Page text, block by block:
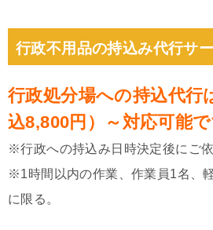
行政不用品の持込み代行サ
行政処分場への持込代行
込8,800円）～対応可能で
※行政への持込み日時決定後にご依
※1時間以内の作業、作業員1名、
に限る。